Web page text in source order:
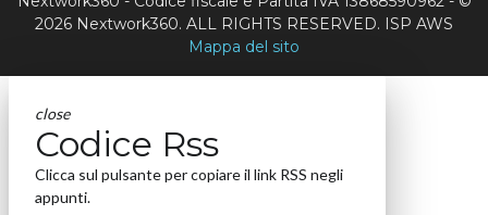
2026 Nextwork360. ALL RIGHTS RESERVED. ISP AWS
Mappa del sito
close
Codice Rss
Clicca sul pulsante per copiare il link RSS negli
appunti.